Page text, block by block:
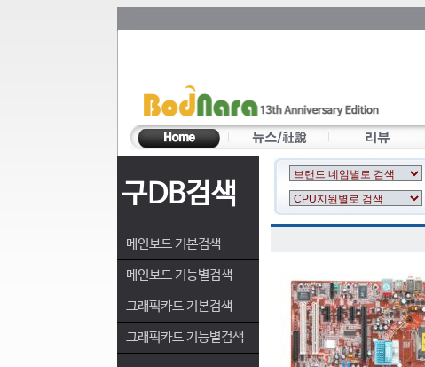
구DB검색
메인보드 기본검색
메인보드 기능별검색
그래픽카드 기본검색
그래픽카드 기능별검색